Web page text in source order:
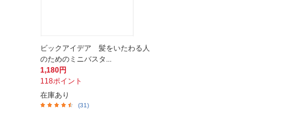
ビックアイデア 髪をいたわる人
のためのミニバスタ...
1,180円
118ポイント
在庫あり
(31)